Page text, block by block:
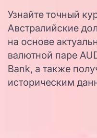
Узнайте точный
Австралийские
на основе
валютной паре
Bank, а также
историческим